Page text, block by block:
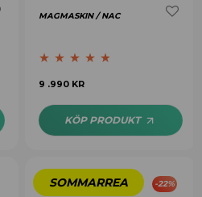
MAGMASKIN / NAC
Betygsatt
9 .990 KR
KÖP PRODUKT
-22%